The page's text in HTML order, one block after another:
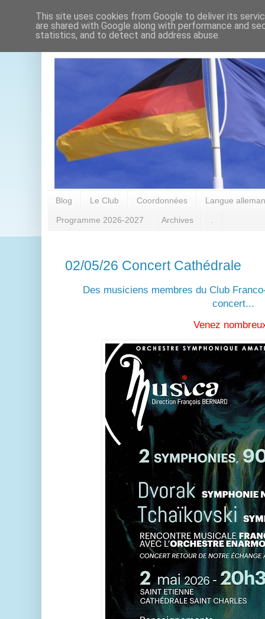
Blog Le Club Coordonnées Langue
Programme 2026-2027 Archives
02/05/26 Concert Cathédrale
Des musiciens membres du Club
concert...
Venez
This site uses cookies from Google to deliver its
are shared with Google along with performance and
statistics, and to detect and address abuse.